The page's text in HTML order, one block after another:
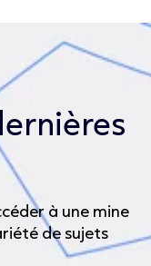
à une mine
de sujets